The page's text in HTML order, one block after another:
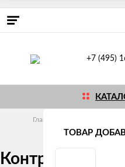
+7 (495)
Главная
Контргайки с
ТОВАР